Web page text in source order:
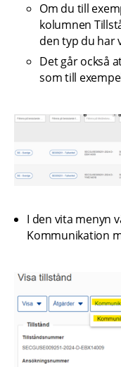
Om du till
kolumnen
den typ du har
Det går också
som till
I den vita menyn
Kommunikation